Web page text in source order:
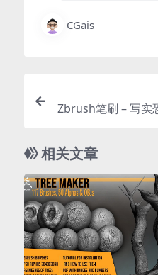
CGais
Zbrush笔刷 – 写实
相关文章